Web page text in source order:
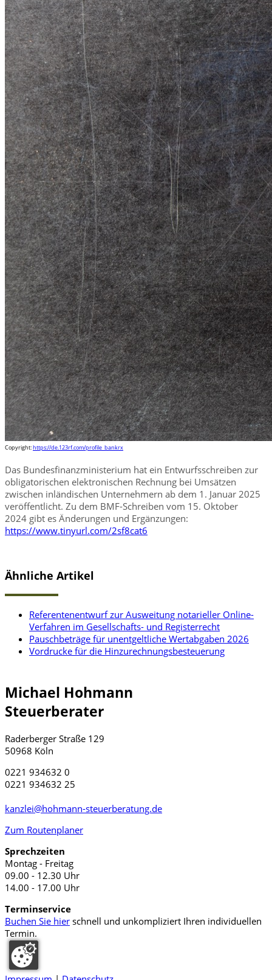
Copyright:https://de.123rf.com/profile_bankrx
Das Bundesfinanzministerium hat ein Entwurfsschreiben zur
obligatorischen elektronischen Rechnung bei Umsätzen
zwischen inländischen Unternehmern ab dem 1. Januar 2025
veröffentlicht. Zu dem BMF-Schreiben vom 15. Oktober
2024 gibt es Änderungen und Ergänzungen:
https://www.tinyurl.com/2sf8cat6
Ähnliche Artikel
Referentenentwurf zur Ausweitung notarieller Online-
Verfahren im Gesellschafts- und Registerrecht
Pauschbeträge für unentgeltliche Wertabgaben 2026
Vordrucke für die Hinzurechnungsbesteuerung
Michael Hohmann
Steuerberater
Raderberger Straße 129
50968 Köln
0221 934632 0
0221 934632 25
kanzlei@hohmann-steuerberatung.de
Zum Routenplaner
Sprechzeiten
Montag - Freitag
09.00 - 12.30 Uhr
14.00 - 17.00 Uhr
Terminservice
Buchen Sie hier schnell und unkompliziert Ihren individuellen
Termin.